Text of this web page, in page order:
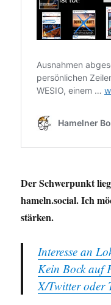
Der Schwerpunkt
hameln.social. Ich
stärken.
Interesse an
Kein Bock auf
X/Twitter oder